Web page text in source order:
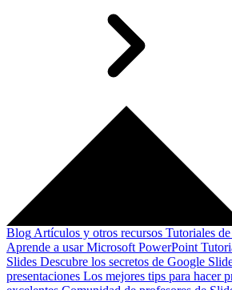
Blog Artículos y otros recursos Tutoriales
Aprende a usar Microsoft PowerPoint
Slides Descubre los secretos de Google
presentaciones Los mejores tips para hacer